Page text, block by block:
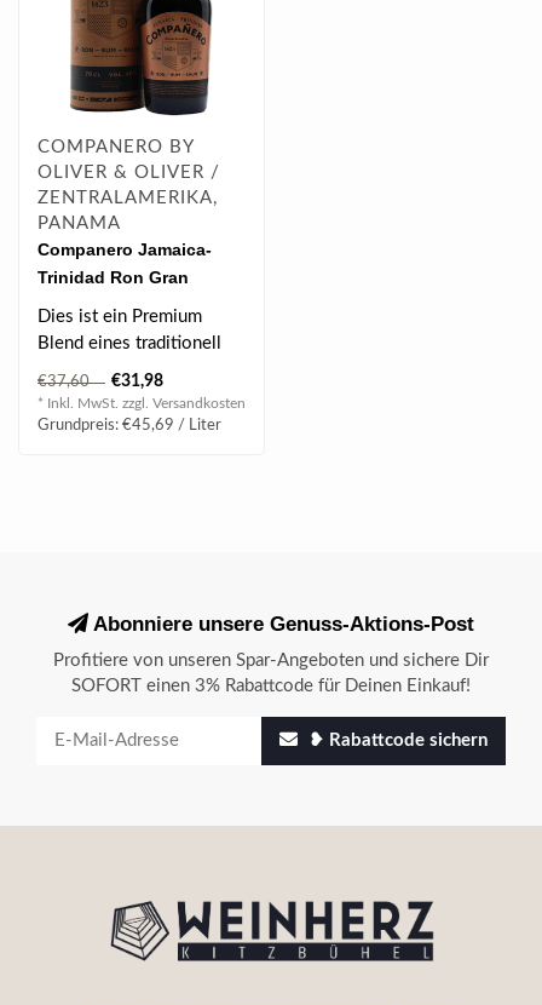
COMPANERO BY
OLIVER & OLIVER /
ZENTRALAMERIKA,
PANAMA
Companero Jamaica-
Trinidad Ron Gran
Reserva Rum 0.7 l 40%
vol
Dies ist ein Premium
Blend eines traditionell
jamaikanischen Pot Still
Rum und e..
€37,60 €31,98
* Inkl. MwSt. zzgl. Versandkosten
Grundpreis: €45,69 / Liter
Abonniere unsere Genuss-Aktions-Post
Profitiere von unseren Spar-Angeboten und sichere Dir
SOFORT einen 3% Rabattcode für Deinen Einkauf!
❥ Rabattcode sichern